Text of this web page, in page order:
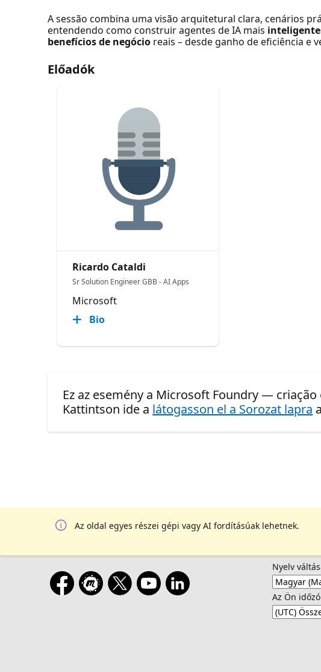
A sessão combina uma visão arquitetural clara, cenários
entendendo como construir agentes de IA mais
benefícios de negócio reais – desde ganho de eficiência e
Előadók
Ricardo Cataldi
Sr Solution Engineer GBB - AI Apps
Microsoft
Bio
Ez az esemény a Microsoft Foundry —
Kattintson ide a látogasson el a Sorozat lapra
Az oldal egyes részei gépi vagy AI fordításúak lehetnek.
Nyelv
Az Ön